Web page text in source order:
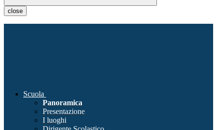
close
Scuola
Panoramica
Presentazione
I luoghi